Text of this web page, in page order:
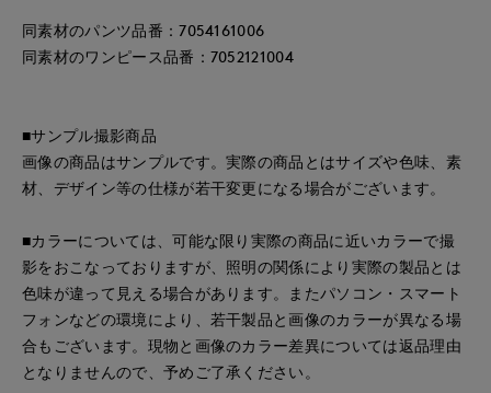
同素材のパンツ品番：7054161006
同素材のワンピース品番：7052121004
■サンプル撮影商品
画像の商品はサンプルです。実際の商品とはサイズや色味、素
材、デザイン等の仕様が若干変更になる場合がございます。
■カラーについては、可能な限り実際の商品に近いカラーで撮
影をおこなっておりますが、照明の関係により実際の製品とは
色味が違って見える場合があります。またパソコン・スマート
フォンなどの環境により、若干製品と画像のカラーが異なる場
合もございます。現物と画像のカラー差異については返品理由
となりませんので、予めご了承ください。